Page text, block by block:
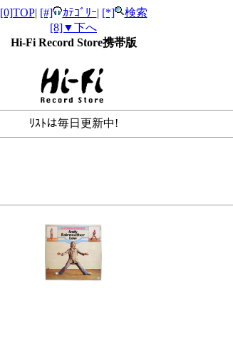
[0]TOP| [#] ｶﾃｺﾞﾘｰ| [*]
検索
[8]▼下へ
Hi-Fi Record Store携帯版
ﾘｽﾄは毎日更新中!